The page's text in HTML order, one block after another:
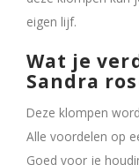
eigen lijf.
Wat je
Sandra
Deze klompen
Alle voordelen op
Goed voor je